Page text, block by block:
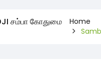
சம்பா கோதுமை
Home